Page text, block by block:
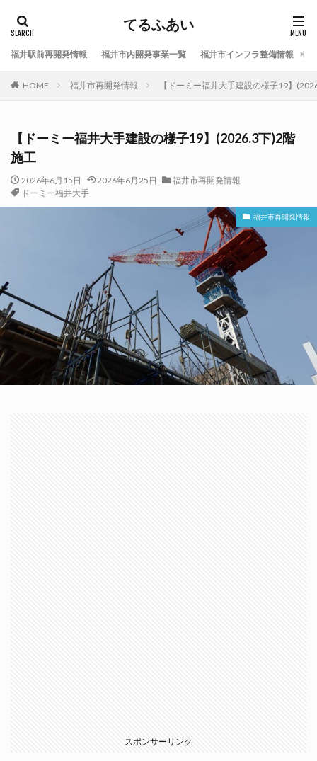
てるふあい
福井駅前再開発情報 福井市内開発事業一覧 福井市インフラ整備情報
HOME 福井市再開発情報 【ドーミー福井大手建設の様子19】
【ドーミー福井大手建設の様子19】(2026.3下)2階
施工
2026年6月15日 2026年6月25日
福井市再開発情報
ドーミー福井大手
福井市再開発情報
スポンサーリンク